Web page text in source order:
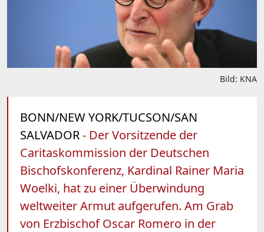
Bild: KNA
BONN/NEW YORK/TUCSON/SAN
SALVADOR- Der Vorsitzende der
Caritaskommission der Deutschen
Bischofskonferenz, Kardinal Rainer Maria
Woelki, hat zu einer Überwindung
weltweiter Armut aufgerufen. Am Grab
von Erzbischof Oscar Romero in der